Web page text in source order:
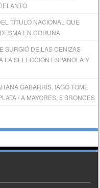
TÍTULO NACIONAL QUE
EN CORUÑA
SURGIÓ DE LAS CENIZAS
LA SELECCIÓN ESPAÑOLA Y
GABARRIS, IAGO TOMÉ
/ A MAYORES, 5 BRONCES